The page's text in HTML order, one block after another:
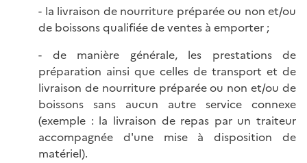
- la livraison de nourriture préparée ou non et/ou
de boissons qualifiée de ventes à emporter ;
- de manière générale, les prestations de
préparation ainsi que celles de transport et de
livraison de nourriture préparée ou non et/ou de
boissons sans aucun autre service connexe
(exemple : la livraison de repas par un traiteur
accompagnée d'une mise à disposition de
matériel).